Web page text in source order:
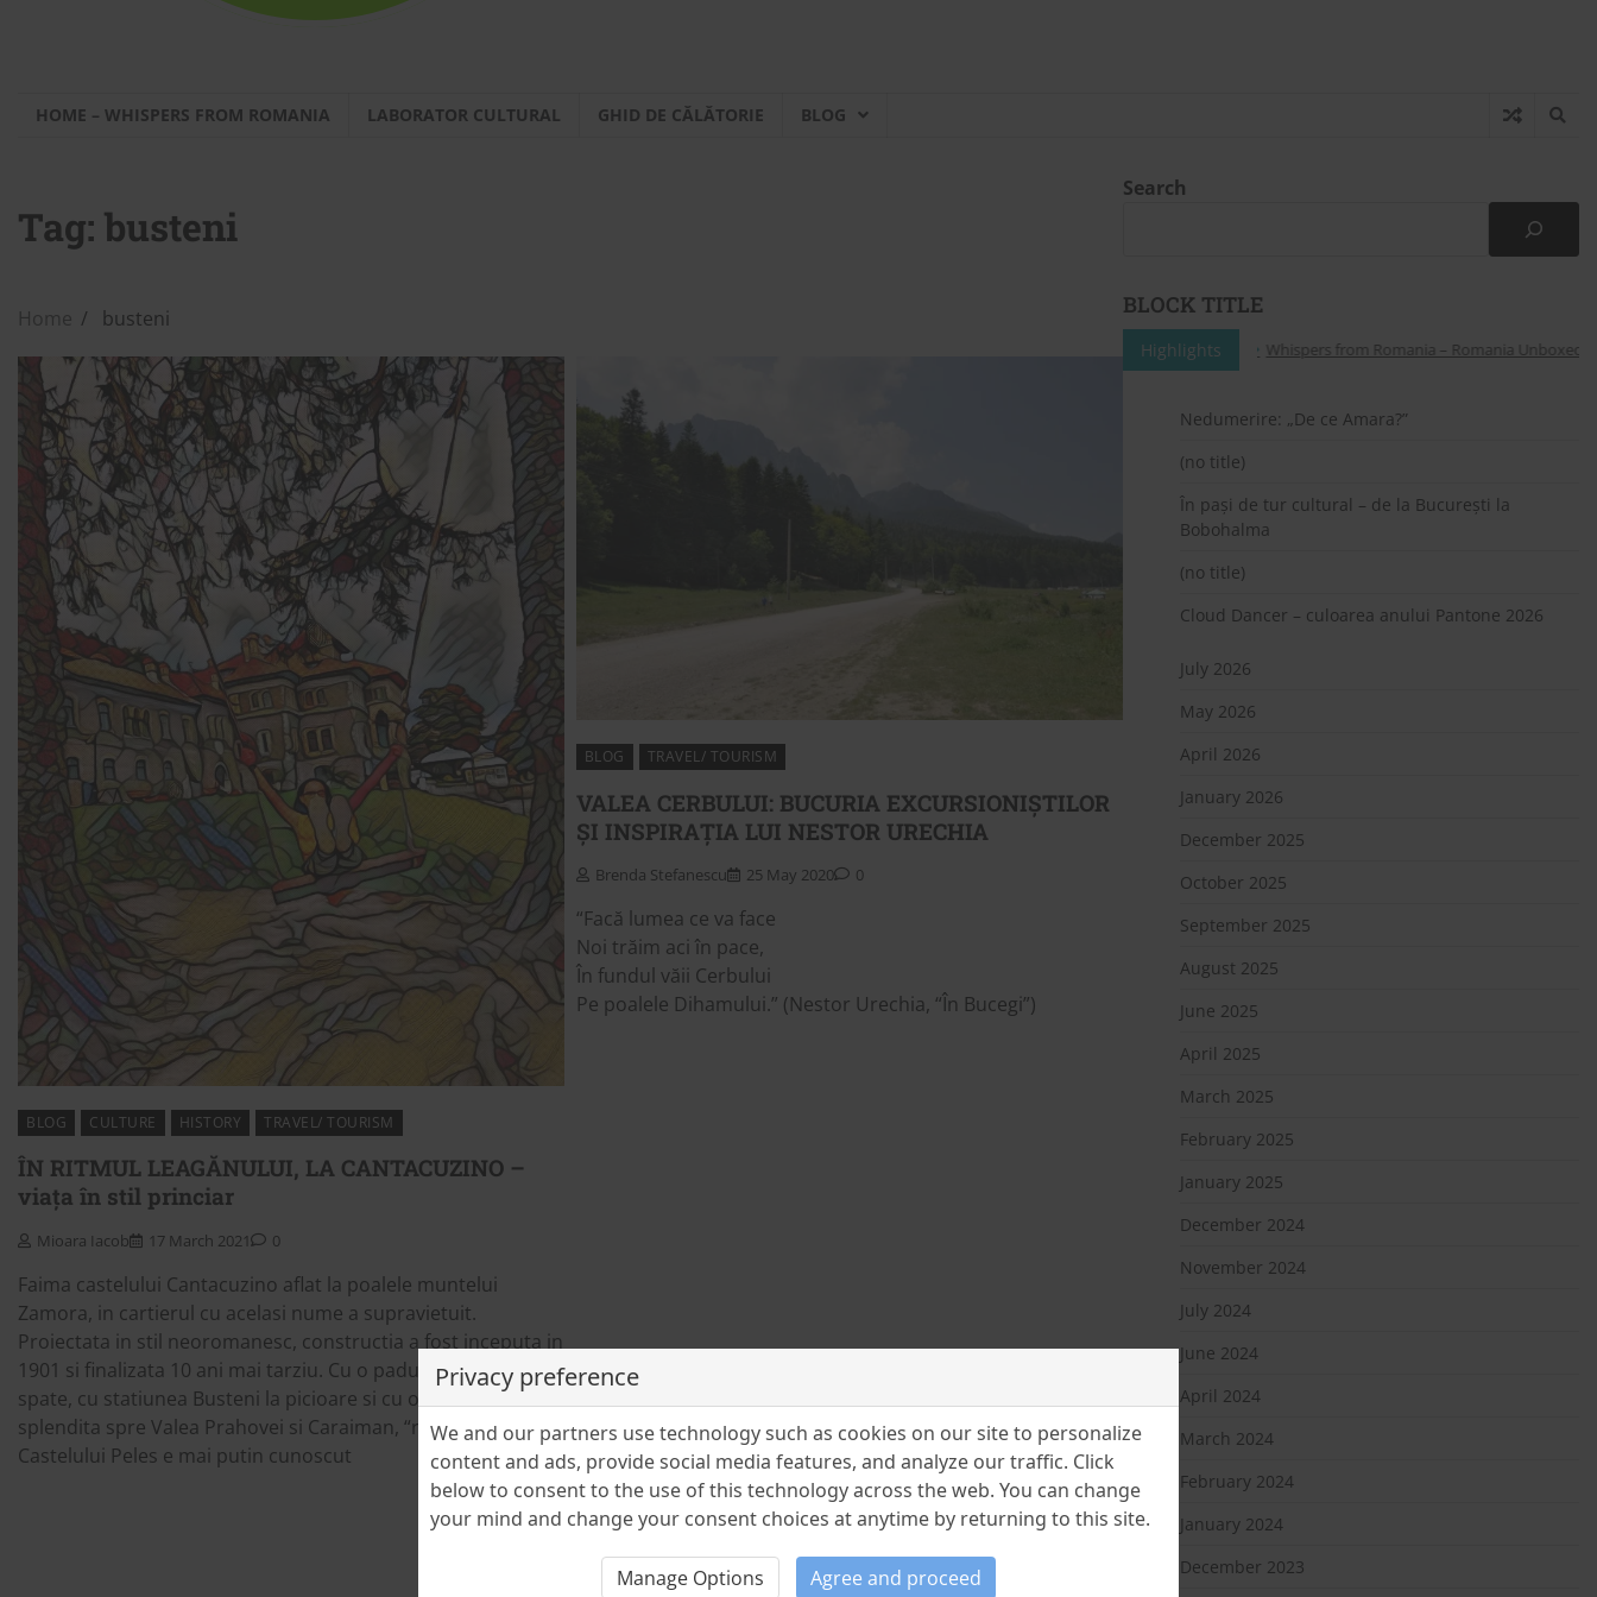
HOME – WHISPERS FROM ROMANIA LABORATOR CULTURAL GHID DE CĂLĂTORIE BLOG
Tag: busteni
Home busteni
BLOG CULTURE HISTORY TRAVEL/ TOURISM
ÎN RITMUL LEAGĂNULUI, LA CANTACUZINO –
viața în stil princiar
Mioara Iacob 17 March 2021 0
Faima castelului Cantacuzino aflat la poalele muntelui
Zamora, in cartierul cu acelasi nume a supravietuit.
Proiectata in stil neoromanesc, constructia a fost inceputa in
1901 si finalizata 10 ani mai tarziu. Cu o padure de brazi in
spate, cu statiunea Busteni la picioare si cu o vedere
splendita spre Valea Prahovei si Caraiman, “rivalul”
Castelului Peles e mai putin cunoscut
BLOG TRAVEL/ TOURISM
VALEA CERBULUI: BUCURIA EXCURSIONIȘTILOR
ȘI INSPIRAȚIA LUI NESTOR URECHIA
Brenda Stefanescu 25 May 2020 0
“Facă lumea ce va face
Noi trăim aci în pace,
În fundul văii Cerbului
Pe poalele Dihamului.” (Nestor Urechia, “În Bucegi”)
Search
BLOCK TITLE
Highlights Whispers from Romania – Romania
Nedumerire: „De ce Amara?”
(no title)
În pași de tur cultural – de la București la
Bobohalma
(no title)
Cloud Dancer – culoarea anului Pantone 2026
July 2026
May 2026
April 2026
January 2026
December 2025
October 2025
September 2025
August 2025
June 2025
April 2025
March 2025
February 2025
January 2025
December 2024
November 2024
July 2024
June 2024
April 2024
March 2024
February 2024
January 2024
December 2023
Privacy preference
We and our partners use technology such as cookies on our site to personalize
content and ads, provide social media features, and analyze our traffic. Click
below to consent to the use of this technology across the web. You can change
your mind and change your consent choices at anytime by returning to this site.
Manage Options Agree and proceed